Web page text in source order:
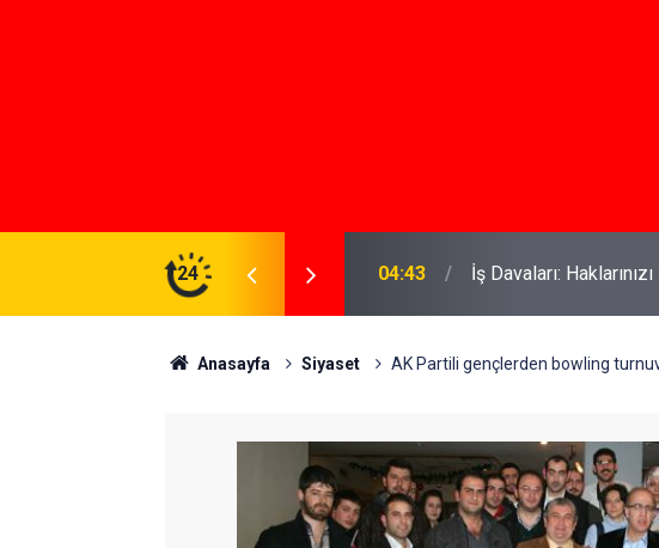
24
Koruma Altına Almak 22:37 Özlem Drahyalı
Anasayfa Siyaset AK Partili gençlerden bowling